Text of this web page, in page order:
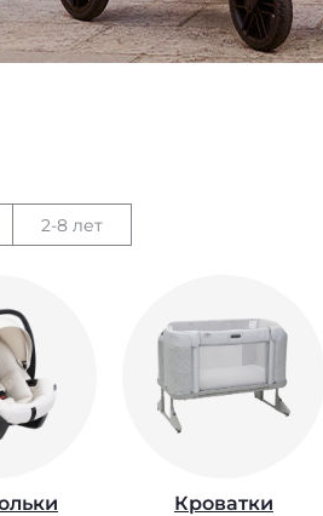
2-8 лет
Кроватки